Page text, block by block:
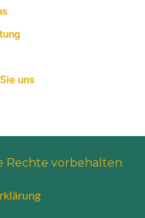
uns
Rechte vorbehalten